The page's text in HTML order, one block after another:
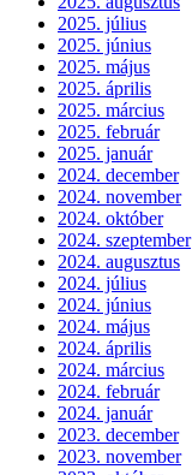
2025. július
2025. június
2025. május
2025. április
2025. március
2025. február
2025. január
2024. december
2024. november
2024. október
2024. szeptember
2024. augusztus
2024. július
2024. június
2024. május
2024. április
2024. március
2024. február
2024. január
2023. december
2023. november